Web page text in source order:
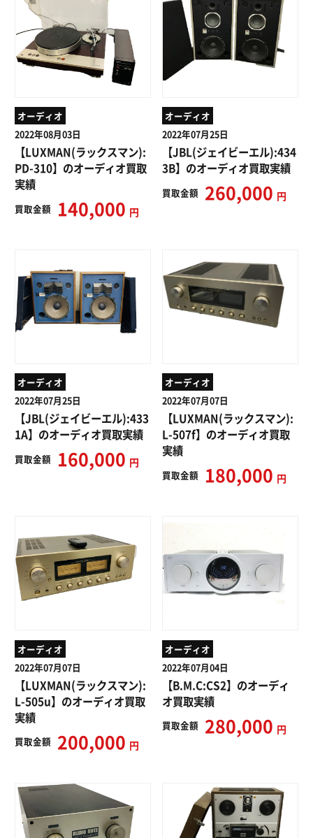
オーディオ
2022年08月03日
【LUXMAN(ラックスマン):
PD-310】のオーディオ買取
実績
買取金額 140,000 円
オーディオ
2022年07月25日
【JBL(ジェイビーエル):434
3B】のオーディオ買取実績
買取金額 260,000 円
オーディオ
2022年07月25日
【JBL(ジェイビーエル):433
1A】のオーディオ買取実績
買取金額 160,000 円
オーディオ
2022年07月07日
【LUXMAN(ラックスマン):
L-507f】のオーディオ買取
実績
買取金額 180,000 円
オーディオ
2022年07月07日
【LUXMAN(ラックスマン):
L-505u】のオーディオ買取
実績
買取金額 200,000 円
オーディオ
2022年07月04日
【B.M.C:CS2】のオーディ
オ買取実績
買取金額 280,000 円